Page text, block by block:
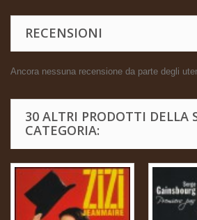
RECENSIONI
Ancora nessuna recensione da parte degli
30 ALTRI PRODOTTI DELLA
CATEGORIA: